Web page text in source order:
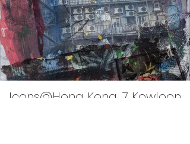
Icons@Hong Kong, 7 Kowloon